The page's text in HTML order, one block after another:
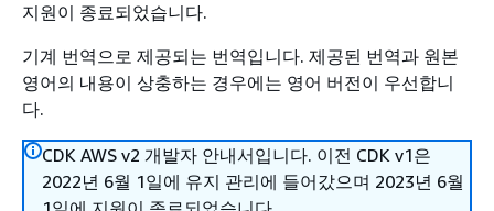
지원이 종료되었습니다.
기계 번역으로 제공되는 번역입니다. 제공된 번역과 원본
영어의 내용이 상충하는 경우에는 영어 버전이 우선합니
다.
CDK AWS v2 개발자 안내서입니다. 이전 CDK v1은
2022년 6월 1일에 유지 관리에 들어갔으며 2023년 6월